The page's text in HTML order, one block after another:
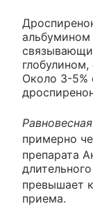
альбумином
Около 3-5%
примерно
препарата
превышает
приема.